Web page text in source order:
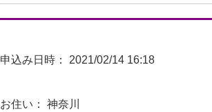
申込み日時： 2021/02/14 16:18
お住い： 神奈川